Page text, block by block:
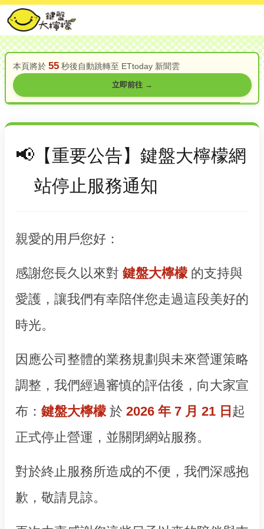
本頁將於 55秒後自動跳轉至 ETtoday 新聞雲
立即前往 →
【重要公告】鍵盤大檸檬網
站停止服務通知
親愛的用戶您好：
感謝您長久以來對 鍵盤大檸檬的支持與
愛護，讓我們有幸陪伴您走過這段美好的
時光。
因應公司整體的業務規劃與未來營運策略
調整，我們經過審慎的評估後，向大家宣
布： 鍵盤大檸檬於 2026 年 7 月 21 日 起
正式停止營運，並關閉網站服務。
對於終止服務所造成的不便，我們深感抱
歉，敬請見諒。